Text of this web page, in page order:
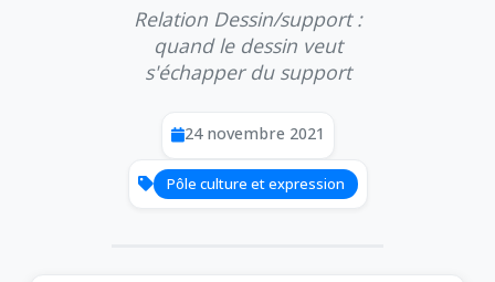
Relation Dessin/support :
quand le dessin veut
s'échapper du support
24 novembre 2021
Pôle culture et expression